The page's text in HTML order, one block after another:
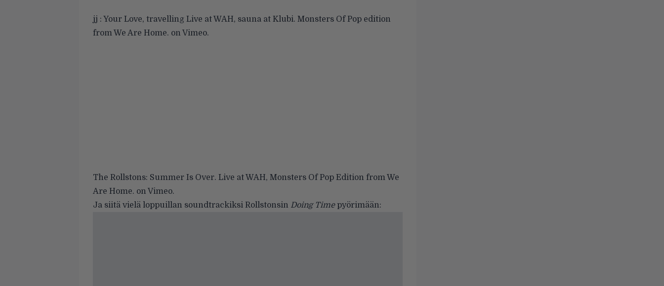
jj : Your Love, travelling Live at WAH, sauna at Klubi. Monsters Of Pop edition
fromWe Are Home. on Vimeo.
The Rollstons: Summer Is Over. Live at WAH, Monsters Of Pop Edition fromWe
Are Home. on Vimeo.
Ja siitä vielä loppuillan soundtrackiksi Rollstonsin Doing Timepyörimään: